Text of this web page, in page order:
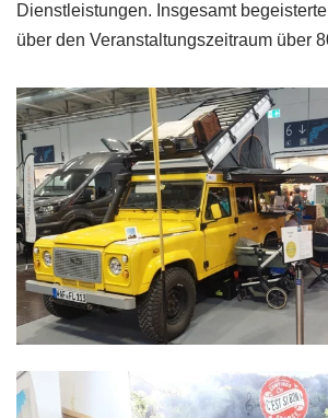
Dienstleistungen. Insgesamt
über den Veranstaltungszeitraum über